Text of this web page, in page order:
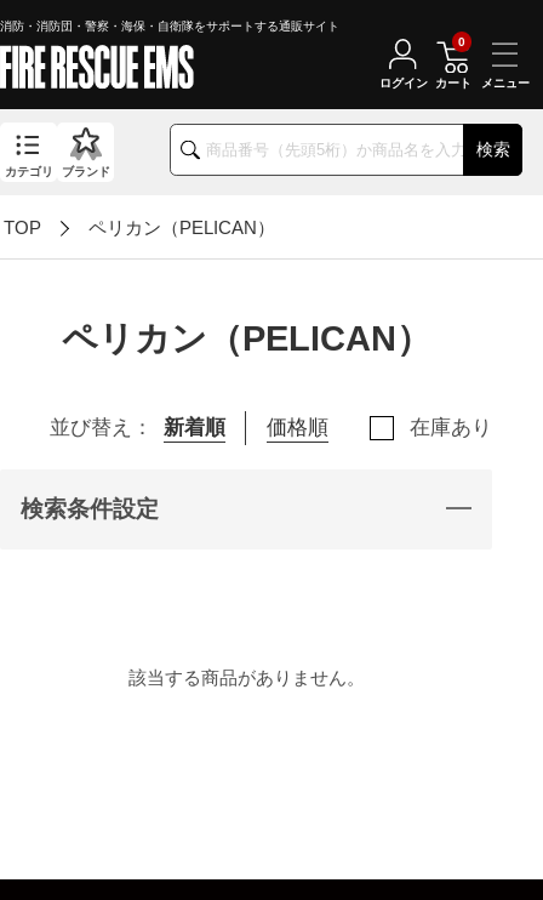
消防・消防団・警察・海保・自衛隊をサポートする通販サイト
検索
カテゴリ ブランド
ログイン カート
0
TOP ペリカン（PELICAN）
ペリカン（PELICAN）
並び替え： 新着順 価格順 在庫あり
検索条件設定
該当する商品がありません。